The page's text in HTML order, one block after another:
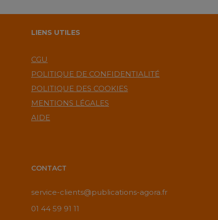
LIENS UTILES
CGU
POLITIQUE DE CONFIDENTIALITÉ
POLITIQUE DES COOKIES
MENTIONS LÉGALES
AIDE
CONTACT
service-clients@publications-agora.fr
01 44 59 91 11